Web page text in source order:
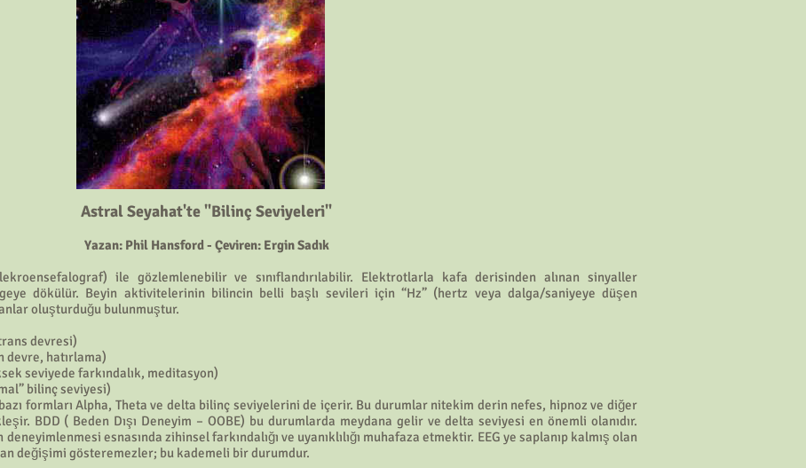
Astral Seyahat'te "Bilinç Seviyeleri"
Yazan: Phil Hansford - Çeviren: Ergin Sadık
ile gözlemlenebilir ve sınıflandırılabilir. Elektrotlarla kafa derisinden alınan sinyaller
dökülür. Beyin aktivitelerinin bilincin belli başlı sevileri için “Hz” (hertz veya dalga/saniyeye düşen
oluşturduğu bulunmuştur.
devresi)
devre, hatırlama)
seviyede farkındalık, meditasyon)
bilinç seviyesi)
formları Alpha, Theta ve delta bilinç seviyelerini de içerir. Bu durumlar nitekim derin nefes, hipnoz ve diğer
BDD ( Beden Dışı Deneyim – OOBE) bu durumlarda meydana gelir ve delta seviyesi en önemli olanıdır.
esnasında zihinsel farkındalığı ve uyanıklılığı muhafaza etmektir. EEG ye saplanıp kalmış olan
değişimi gösteremezler; bu kademeli bir durumdur.